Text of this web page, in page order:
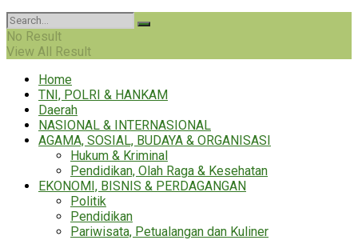
No Result
View All Result
Home
TNI, POLRI & HANKAM
Daerah
NASIONAL & INTERNASIONAL
AGAMA, SOSIAL, BUDAYA & ORGANISASI
Hukum & Kriminal
Pendidikan, Olah Raga & Kesehatan
EKONOMI, BISNIS & PERDAGANGAN
Politik
Pendidikan
Pariwisata, Petualangan dan Kuliner